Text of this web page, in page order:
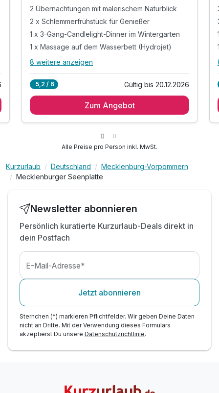
2 Übernachtungen mit malerischem Naturblick
2 x Schlemmerfrühstück für Genießer
1 x 3-Gang-Candlelight-Dinner im Wintergarten
1 x Massage auf dem Wasserbett (Hydrojet)
Alle Inklusivleistungen
2 x Schlemmerfrühstück für Genießer
inkl. Entspannen in unserem Wellnessbereich mit
Entspannung
- Finnische Sauna im Garten
- Infrarotsauna tiefenwirksame Wärme
- Ruheraum zum Abschalten & Entschleunigen
inkl. Parkplatz
8 weitere anzeigen
5,2 / 6 Gültig bis 20.12.2026
Zum Angebot
Alle Preise pro Person inkl. MwSt.
Kurzurlaub Deutschland
Mecklenburg-Vorpommern
Mecklenburger Seenplatte
Newsletter abonnieren
Persönlich kuratierte Kurzurlaub-Deals direkt in
dein Postfach
E-Mail-Adresse*
Jetzt abonnieren
Sternchen (*) markieren Pflichtfelder. Wir geben Deine Daten
nicht an Dritte. Mit der Verwendung dieses Formulars
akzeptierst Du unsere Datenschutzrichtlinie.